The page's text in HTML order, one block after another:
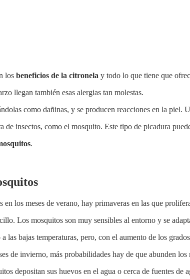
los beneficios de la citronela y todo lo que tiene que
llegan también esas alergias tan molestas.
como dañinas, y se producen reacciones en la piel.
insectos, como el mosquito. Este tipo de picadura
.
en los meses de verano, hay primaveras en las que
Los mosquitos son muy sensibles al entorno y se
bajas temperaturas, pero, con el aumento de los
de invierno, más probabilidades hay de que abunden
depositan sus huevos en el agua o cerca de fuentes de